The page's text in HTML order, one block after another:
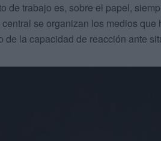
de trabajo es, sobre el papel,
se organizan los medios
de la capacidad de reacción ante